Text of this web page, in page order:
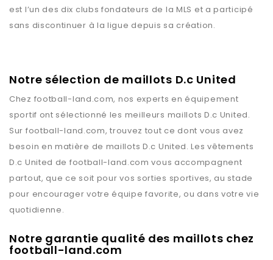
est l’un des dix clubs fondateurs de la MLS et a participé
sans discontinuer à la ligue depuis sa création.
Notre sélection de maillots D.c United
Chez football-land.com, nos experts en équipement
sportif ont sélectionné les meilleurs maillots D.c United.
Sur football-land.com, trouvez tout ce dont vous avez
besoin en matière de maillots D.c United. Les vêtements
D.c United de football-land.com vous accompagnent
partout, que ce soit pour vos sorties sportives, au stade
pour encourager votre équipe favorite, ou dans votre vie
quotidienne.
Notre garantie qualité des maillots chez
football-land.com